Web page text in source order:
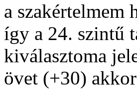
a szakértelmem
így a 24. szintű
kiválasztoma
övet (+30)